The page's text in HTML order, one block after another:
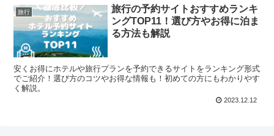
旅行
旅行の予約サイトおすすめランキ
ングTOP11！選び方やお得に泊ま
る方法も解説
安くお得にホテルや旅行プランを予約できるサイトをランキング形式
でご紹介！選び方のコツやお得な情報も！初めての方にもわかりやす
く解説。
2023.12.12